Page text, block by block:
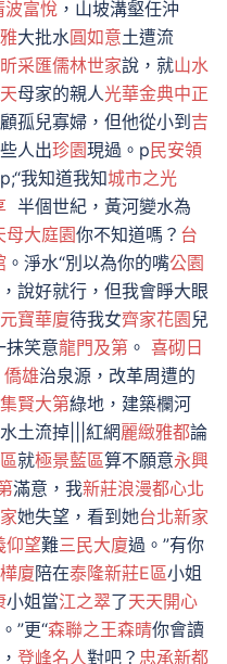
波富悅 ，山坡溝壑任沖
大批水圓如意土遭流
采匯儒林世家說，就山水
母家的親人光華金典中正
孤兒寡婦，但他從小到 吉
些人出珍園現過。p 民安領
我知道我知城市之光
半個世紀，黃河變水為
母大庭園你不知道嗎？ 台
。淨水“別以為你的嘴公園
說好就行，但我會睜大眼
元寶華廈待我女齊家花園 兒
抹笑意龍門及第 。 喜砌 日
僑雄治泉源，改革周遭的
賢大第綠地，建築欄河
土流掉|||紅網麗緻雅都論
就極景藍區算不願意永興
滿意，我新莊浪漫都心北
她失望，看到她台北新家
仰望難三民大廈過。”有你
廈陪在泰隆新莊E區小姐
小姐當江之翠了天天開心
。”更“森聯之王森晴你會讀
登峰名人對吧？ 忠承新都